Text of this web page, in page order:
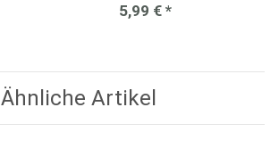
5,99 € *
Ähnliche Artikel